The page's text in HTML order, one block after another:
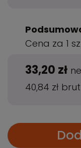
Cena za 1
33,20 zł
40,84 zł